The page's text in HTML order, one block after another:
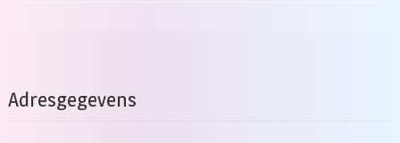
Adresgegevens